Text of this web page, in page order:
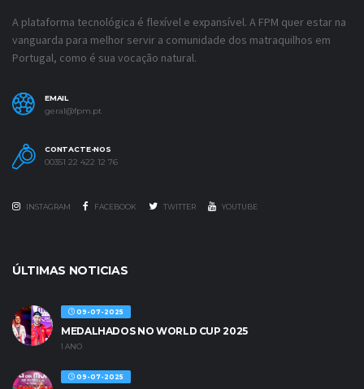
A plataforma tecnológica é flexível e expansível. A FPM quer estar na
vanguarda para melhor servir a comunidade dos matraquilhos em
Portugal, como é sua vocação natural.
EMAIL
geral@fpm.pt
CONTACTE-NOS
00351 22 422 12 76
INSTAGRAM FACEBOOK TWITTER YOUTUBE
ÚLTIMAS NOTICIAS
09-07-2025
MEDALHADOS NO WORLD CUP 2025
1 ANO
09-07-2025